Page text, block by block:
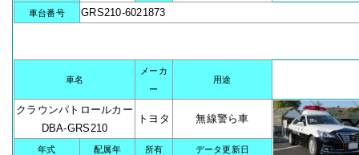
車台番号 GRS210-6021873
車名
メーカ
ー
用途
クラウンパトロールカー
DBA-GRS210
トヨタ 無線警ら車
年式 配属年 所有 データ更新日